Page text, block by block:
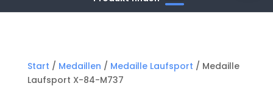
Start / Medaillen / Medaille Laufsport / Medaille
Laufsport X-84-M737